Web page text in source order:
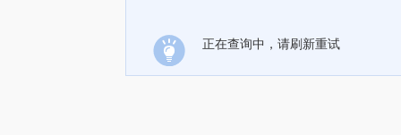
正在查询中，请刷新重试